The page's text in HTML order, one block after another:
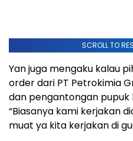
SCROLL TO
Yan juga mengaku kalau
order dari PT Petrokimia
dan pengantongan pupuk
“Biasanya kami kerjakan
muat ya kita kerjakan di